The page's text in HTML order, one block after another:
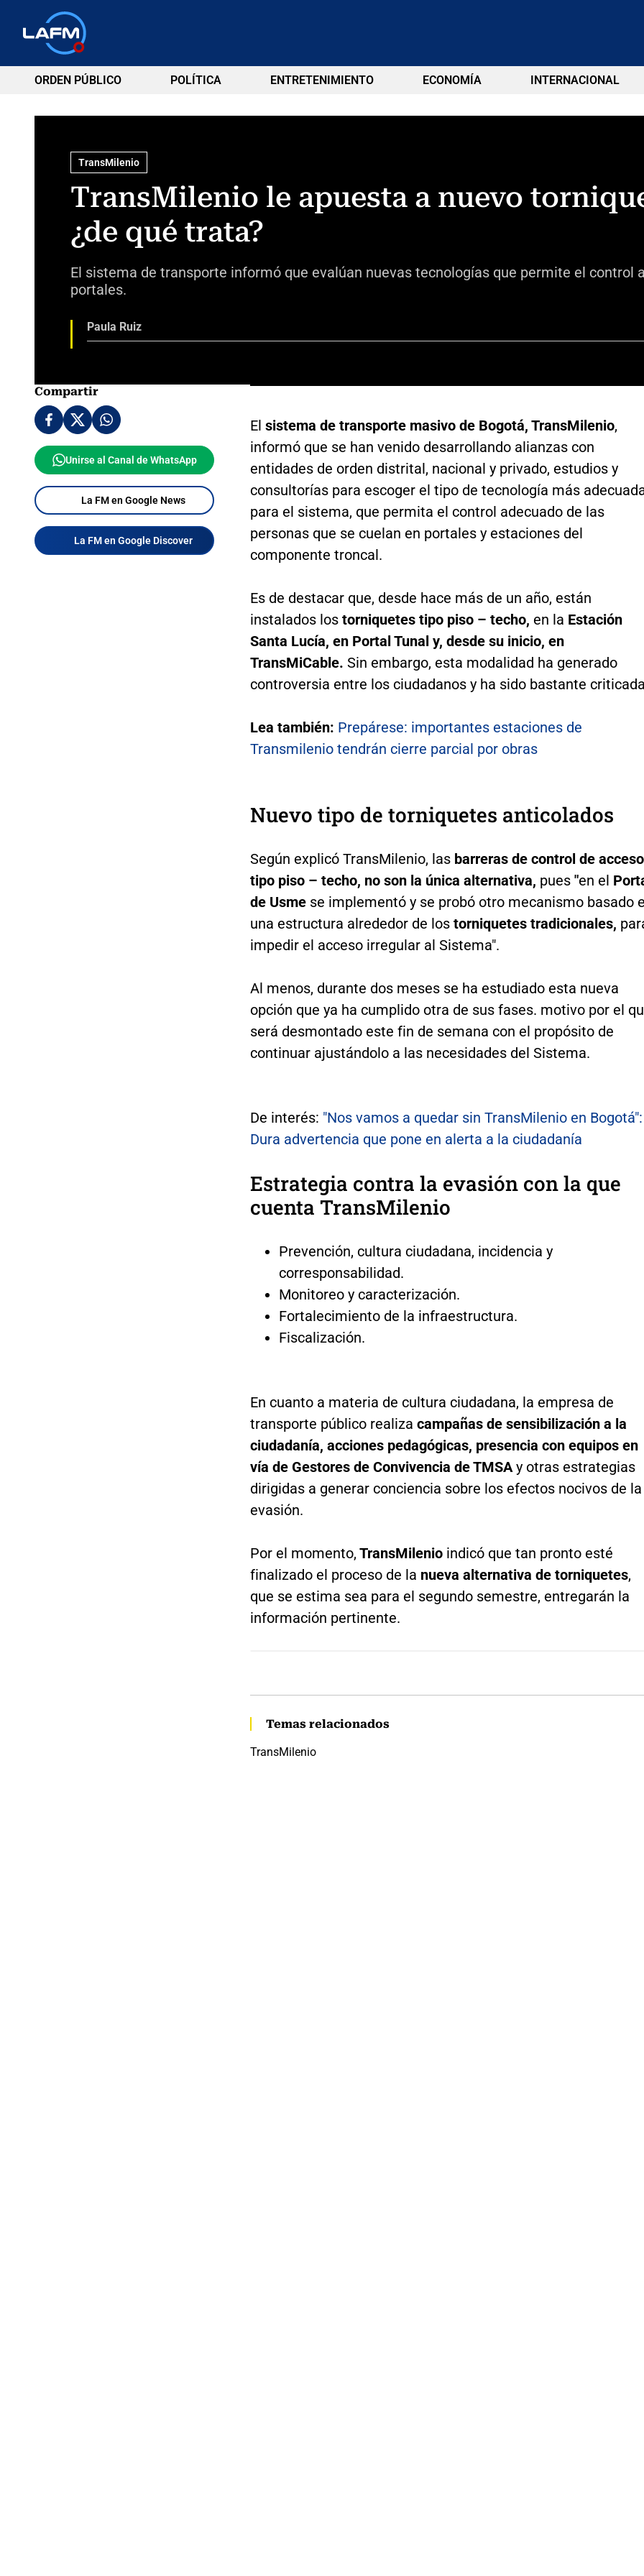
ORDEN PÚBLICO POLÍTICA ENTRETENIMIENTO ECONOMÍA INTERNACIONAL
TransMilenio
TransMilenio le apuesta a nuevo
¿de qué trata?
El sistema de transporte informó que evalúan nuevas tecnologías que permite el control
portales.
Paula Ruiz
Compartir
Unirse al Canal de WhatsApp
La FM en Google News
La FM en Google Discover
El sistema de transporte masivo de Bogotá, TransMilenio,
informó que se han venido desarrollando alianzas con
entidades de orden distrital, nacional y privado, estudios y
consultorías para escoger el tipo de tecnología más
para el sistema, que permita el control adecuado de las
personas que se cuelan en portales y estaciones del
componente troncal.
Es de destacar que, desde hace más de un año, están
instalados lostorniquetes tipo piso – techo, en la Estación
Santa Lucía, en Portal Tunal y, desde su inicio, en
TransMiCable. Sin embargo, esta modalidad ha generado
controversia entre los ciudadanos y ha sido bastante
Lea también: Prepárese: importantes estaciones de
Transmilenio tendrán cierre parcial por obras
Nuevo tipo de torniquetes anticolados
Según explicó TransMilenio, las barreras de control de
tipo piso – techo, no son la única alternativa, pues"en el
de Usme se implementó y se probó otro mecanismo basado
una estructura alrededor de los torniquetes tradicionales,
impedir el acceso irregular al Sistema".
Al menos, durante dos meses se ha estudiado esta nueva
opción que ya ha cumplido otra de sus fases. motivo por el
será desmontado este fin de semana con el propósito de
continuar ajustándolo a las necesidades del Sistema.
De interés: "Nos vamos a quedar sin TransMilenio en Bogotá":
Dura advertencia que pone en alerta a la ciudadanía
Estrategia contra la evasión con la que
cuenta TransMilenio
Prevención, cultura ciudadana, incidencia y
corresponsabilidad.
Monitoreo y caracterización.
Fortalecimiento de la infraestructura.
Fiscalización.
En cuanto a materia de cultura ciudadana, la empresa de
transporte público realiza campañas de sensibilización a la
ciudadanía, acciones pedagógicas, presencia con equipos en
vía de Gestores de Convivencia de TMSAy otras estrategias
dirigidas a generar conciencia sobre los efectos nocivos de la
evasión.
Por el momento, TransMilenio indicó que tan pronto esté
finalizado el proceso de la nueva alternativa de torniquetes,
que se estima sea para el segundo semestre, entregarán la
información pertinente.
Temas relacionados
TransMilenio